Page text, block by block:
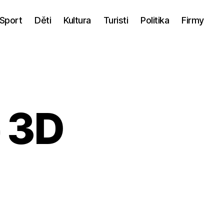
Sport Děti Kultura Turisti Politika Firmy